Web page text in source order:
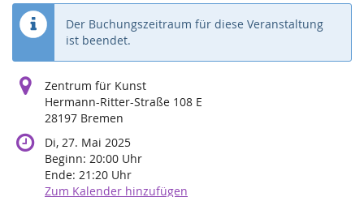
Der Buchungszeitraum für diese Veranstaltung
ist beendet.
Zentrum für Kunst
Hermann-Ritter-Straße 108 E
28197 Bremen
Di, 27. Mai 2025
Beginn: 20:00 Uhr
Ende: 21:20 Uhr
Zum Kalender hinzufügen